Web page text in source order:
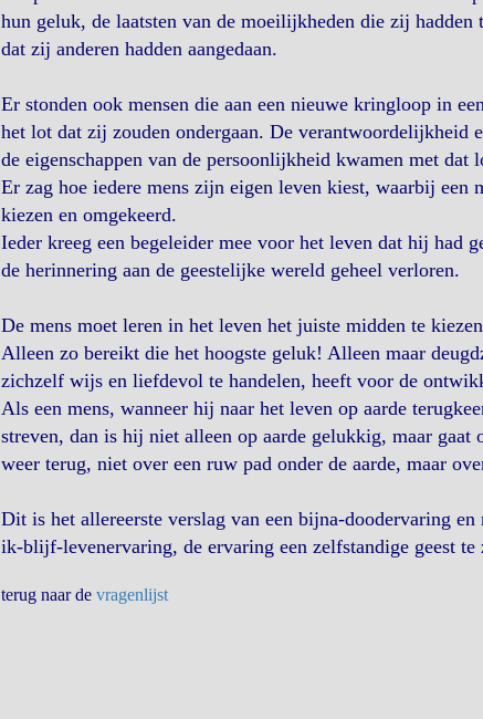
hun geluk, de laatsten van de moeilijkheden die zij
dat zij anderen hadden aangedaan.
Er stonden ook mensen die aan een nieuwe kringloop in
het lot dat zij zouden ondergaan. De
de eigenschappen van de persoonlijkheid kwamen met dat
Er zag hoe iedere mens zijn eigen leven kiest, waarbij een
kiezen en omgekeerd.
Ieder kreeg een begeleider mee voor het leven dat hij had
de herinnering aan de geestelijke wereld geheel verloren.
De mens moet leren in het leven het juiste midden te
Alleen zo bereikt die het hoogste geluk! Alleen maar
zichzelf wijs en liefdevol te handelen, heeft voor de
Als een mens, wanneer hij naar het leven op aarde
streven, dan is hij niet alleen op aarde gelukkig, maar
weer terug, niet over een ruw pad onder de aarde, maar
Dit is het allereerste verslag van een bijna-doodervaring
ik-blijf-levenervaring, de ervaring een zelfstandige geest
terug naar de vragenlijst